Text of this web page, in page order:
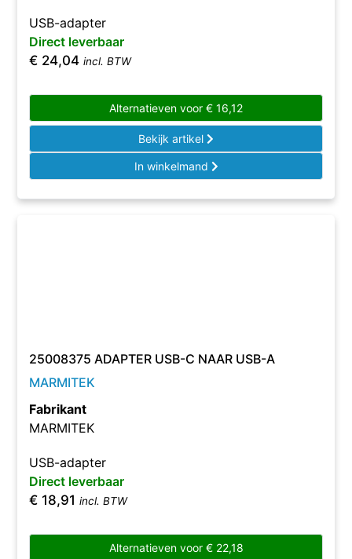
USB-adapter
Direct leverbaar
€ 24,04 incl. BTW
Alternatieven voor € 16,12
Bekijk artikel
In winkelmand
25008375 ADAPTER USB-C NAAR USB-A
MARMITEK
Fabrikant
MARMITEK
USB-adapter
Direct leverbaar
€ 18,91 incl. BTW
Alternatieven voor €22,18